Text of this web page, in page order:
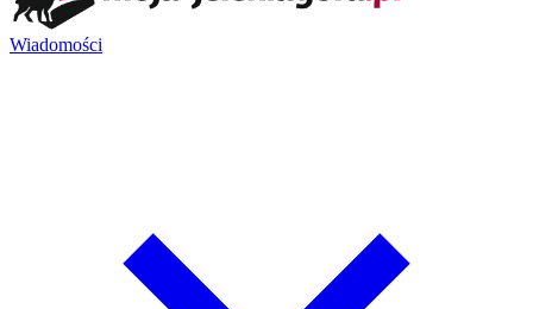
Wiadomości